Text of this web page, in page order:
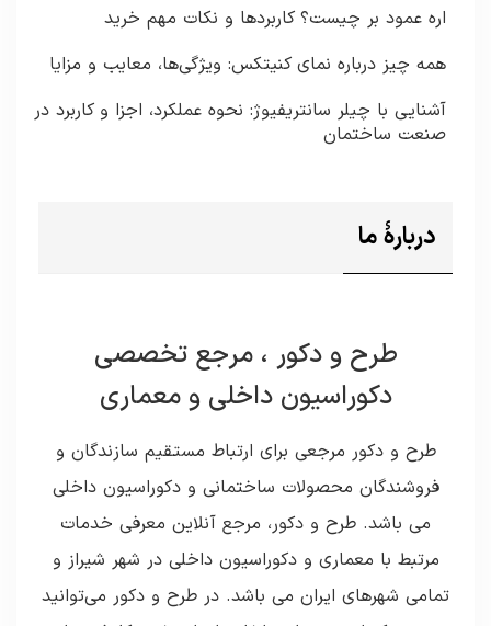
اره عمود بر چیست؟ کاربردها و نکات مهم خرید
همه چیز درباره نمای کنیتکس: ویژگی‌ها، معایب و مزایا
آشنایی با چیلر سانتریفیوژ: نحوه عملکرد، اجزا و کاربرد در
صنعت ساختمان
دربارۀ ما
طرح و دکور ، مرجع تخصصی
دکوراسیون داخلی و معماری
طرح و دکور مرجعی برای ارتباط مستقیم سازندگان و
فروشندگان محصولات ساختمانی و دکوراسیون داخلی
می باشد. طرح و دکور، مرجع آنلاین معرفی خدمات
مرتبط با معماری و دکوراسیون داخلی در شهر شیراز و
تمامی شهرهای ایران می باشد. در طرح و دکور می‌توانید